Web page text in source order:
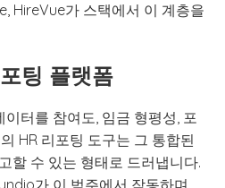
HireVue가 스택에서 이 계층을
팅 플랫폼
터를 참여도, 임금 형평성, 포
HR 리포팅 도구는 그 통합된
할 수 있는 형태로 드러냅니다.
가 이 범주에서 작동하며,